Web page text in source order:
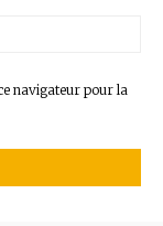
navigateur pour la